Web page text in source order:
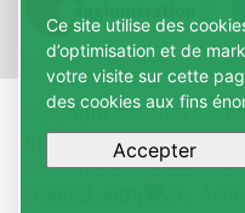
Copyright © 2026
droits réservés.
Paramétrer mes préférences
Ce site utilise des
d’optimisation et de
votre visite sur cette
des cookies aux fins
Accepter